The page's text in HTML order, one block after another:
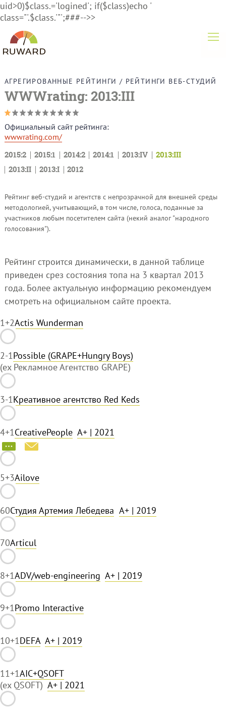
uid>0)$class.='logined'; if($class)echo '
class="'.$class.'"';###-->>
АГРЕГИРОВАННЫЕ РЕЙТИНГИ / РЕЙТИНГИ ВЕБ-СТУДИЙ
WWWrating: 2013:III
Официальный сайт рейтинга:
wwwrating.com/
2015:2
2015:1 2014:2 2014:1 2013:IV
2013:III
2013:II
2013:I 2012
Рейтинг веб-студий и агентств с непрозрачной для внешней среды
методологией, учитывающий, в том числе, голоса, поданные за
участников любым посетителем сайта (некий аналог "народного
голосования").
Рейтинг строится динамически, в данной таблице
приведен срез состояния топа на 3 квартал 2013
года. Более актуальную информацию рекомендуем
смотреть на официальном сайте проекта.
1+2Actis Wunderman
2-1 Possible (GRAPE+Hungry Boys)
(ex Рекламное Агентство GRAPE)
3-1Креативное агентство Red Keds
4+1CreativePeople A+ | 2021
5+3Ailove
60Студия Артемия Лебедева A+ | 2019
70Articul
8+1ADV/web-engineering A+ | 2019
9+1Promo Interactive
10+1DEFA A+ | 2019
11+1AIC+QSOFT
(ex QSOFT) A+ | 2021